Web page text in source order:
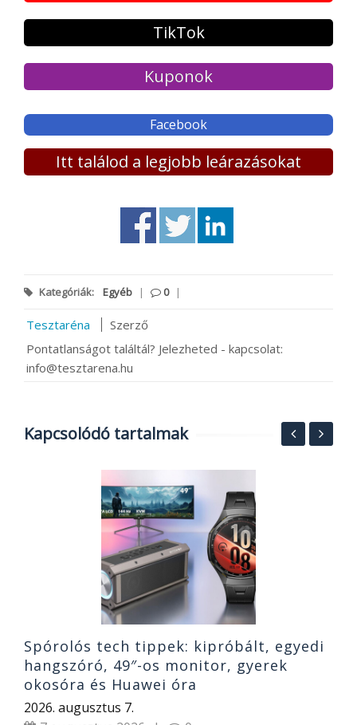
TikTok
Kuponok
Facebook
Itt találod a legjobb leárazásokat
Kategóriák: Egyéb | 0 |
Tesztaréna
Szerző
Pontatlanságot találtál? Jelezheted - kapcsolat:
info@tesztarena.hu
Kapcsolódó tartalmak
Spórolós tech tippek: kipróbált, egyedi
hangszóró, 49″-os monitor, gyerek
okosóra és Huawei óra
2026. augusztus 7.